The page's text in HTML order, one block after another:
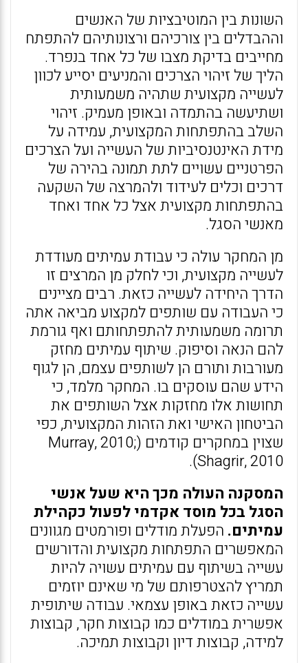
השונות בין המוטיבציות של האנשים
וההבדלים בין צורכיהם ורצונותיהם להתפתח
מחייבים בדיקת מצבו של כל אחד בנפרד.
הליך של זיהוי הצרכים והמניעים יסייע לכוון
לעשייה מקצועית שתהיה משמעותית
ושתיעשה בהתמדה ובאופן מעמיק. זיהוי
השלב בהתפתחות המקצועית, עמידה על
מידת האינטנסיביות של העשייה ועל הצרכים
הפרטניים עשויים לתת תמונה בהירה של
דרכים וכלים לעידוד ולהמרצה של השקעה
בהתפתחות מקצועית אצל כל אחד ואחד
מאנשי הסגל.
מן המחקר עולה כי עבודת עמיתים מעודדת
לעשייה מקצועית, וכי לחלק מן המרצים זו
הדרך היחידה לעשייה כזאת. רבים מציינים
כי העבודה עם שותפים למקצוע מביאה אתה
תרומה משמעותית להתפתחותם ואף גורמת
להם הנאה וסיפוק. שיתוף עמיתים מחזק
מעורבות ותורם הן לשותפים עצמם, הן לגוף
הידע שהם עוסקים בו. המחקר מלמד, כי
תחושות אלו מחזקות אצל השותפים את
הביטחון האישי ואת הזהות המקצועית, כפי
שצוין במחקרים קודמים (Murray, 2010;
Shagrir, 2010).
המסקנה העולה מכך היא שעל אנשי
הסגל בכל מוסד אקדמי לפעול כקהילת
עמיתים. הפעלת מודלים ופורמטים מגוונים
המאפשרים התפתחות מקצועית והדורשים
עשייה בשיתוף עם עמיתים עשויה להיות
תמריץ להצטרפותם של מי שאינם יוזמים
עשייה כזאת באופן עצמאי. עבודה שיתופית
אפשרית במודלים כמו קבוצות חקר, קבוצות
למידה, קבוצות דיון וקבוצות תמיכה.